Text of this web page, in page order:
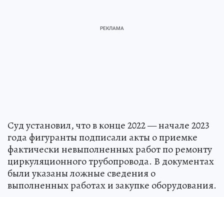
Суд установил, что в конце 2022 — начале 2023
года фигуранты подписали акты о приемке
фактически невыполненных работ по ремонту
циркуляционного трубопровода. В документах
были указаны ложные сведения о
выполненных работах и закупке оборудования.